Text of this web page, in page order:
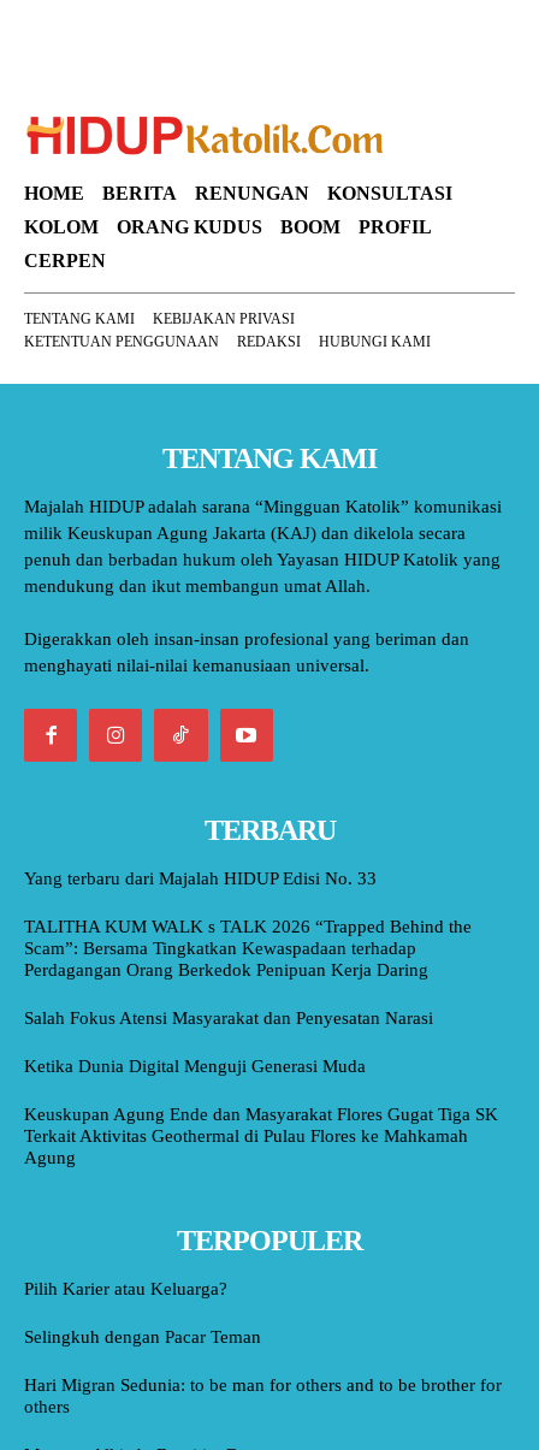
HOME BERITA RENUNGAN
KONSULTASI
KOLOM
ORANG KUDUS BOOM
PROFIL
CERPEN
TENTANG KAMI
KEBIJAKAN PRIVASI
KETENTUAN PENGGUNAAN
REDAKSI HUBUNGI KAMI
TENTANG KAMI
Majalah HIDUP adalah sarana “Mingguan Katolik” komunikasi
milik Keuskupan Agung Jakarta (KAJ) dan dikelola secara
penuh dan berbadan hukum oleh Yayasan HIDUP Katolik yang
mendukung dan ikut membangun umat Allah.
Digerakkan oleh insan-insan profesional yang beriman dan
menghayati nilai-nilai kemanusiaan universal.
TERBARU
Yang terbaru dari Majalah HIDUP Edisi No. 33
TALITHA KUM WALK s TALK 2026 “Trapped Behind the
Scam”: Bersama Tingkatkan Kewaspadaan terhadap
Perdagangan Orang Berkedok Penipuan Kerja Daring
Salah Fokus Atensi Masyarakat dan Penyesatan Narasi
Ketika Dunia Digital Menguji Generasi Muda
Keuskupan Agung Ende dan Masyarakat Flores Gugat Tiga SK
Terkait Aktivitas Geothermal di Pulau Flores ke Mahkamah
Agung
TERPOPULER
Pilih Karier atau Keluarga?
Selingkuh dengan Pacar Teman
Hari Migran Sedunia: to be man for others and to be brother for
others